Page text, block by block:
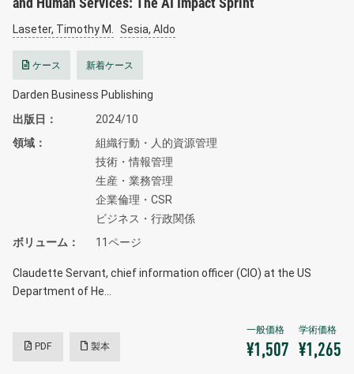
Laseter, Timothy M. Sesia, Aldo
ケース 新着ケース
Darden Business Publishing
出版日
2024/10
領域
組織行動・人的資源管理
技術・情報管理
生産・業務管理
企業倫理・CSR
ビジネス・行政関係
ボリューム
11ページ
Claudette Servant, chief information officer (CIO) at the US
Department of He…
PDF 製本 ¥1,507 ¥1,265